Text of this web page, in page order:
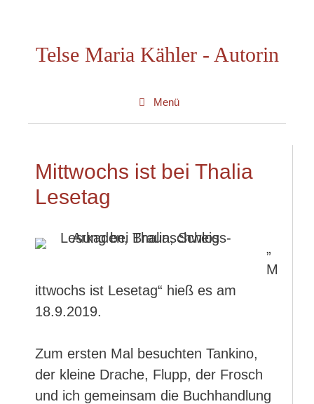
springenTelse Maria Kähler - Autorin
Menü
Mittwochs ist bei Thalia
Lesetag
„
M
ittwochs ist Lesetag“ hieß es am
18.9.2019.
Zum ersten Mal besuchten Tankino,
der kleine Drache, Flupp, der Frosch
und ich gemeinsam die Buchhandlung